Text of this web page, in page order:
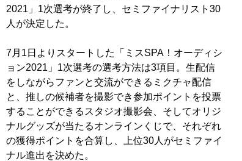
2021」1次選考が終了し、セミファイナリスト30
人が決定した。
7月1日よりスタートした「ミスSPA！オーディシ
ョン2021」1次選考の選考方法は3項目。生配信
をしながらファンと交流ができるミクチャ配信
と、推しの候補者を撮影でき参加ポイントを投票
することができるスタジオ撮影会、そしてオリジ
ナルグッズが当たるオンラインくじで、それぞれ
の獲得ポイントを合算し、上位30人がセミファイ
ナル進出を決めた。